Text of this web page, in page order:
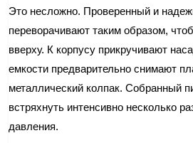
Это несложно. Проверенный и
переворачивают таким образом,
вверху. К корпусу прикручивают
емкости предварительно снимают
металлический колпак. Собранный
встряхнуть интенсивно несколько
давления.